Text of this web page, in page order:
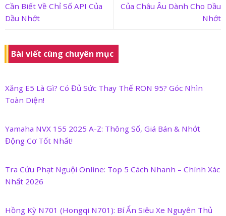
Cần Biết Về Chỉ Số API Của
Dầu Nhớt
Của Châu Âu Dành Cho Dầu
Nhớt
Bài viết cùng chuyên mục
Xăng E5 Là Gì? Có Đủ Sức Thay Thế RON 95? Góc Nhìn
Toàn Diện!
Yamaha NVX 155 2025 A-Z: Thông Số, Giá Bán & Nhớt
Động Cơ Tốt Nhất!
Tra Cứu Phạt Nguội Online: Top 5 Cách Nhanh – Chính Xác
Nhất 2026
Hồng Kỳ N701 (Hongqi N701): Bí Ẩn Siêu Xe Nguyên Thủ